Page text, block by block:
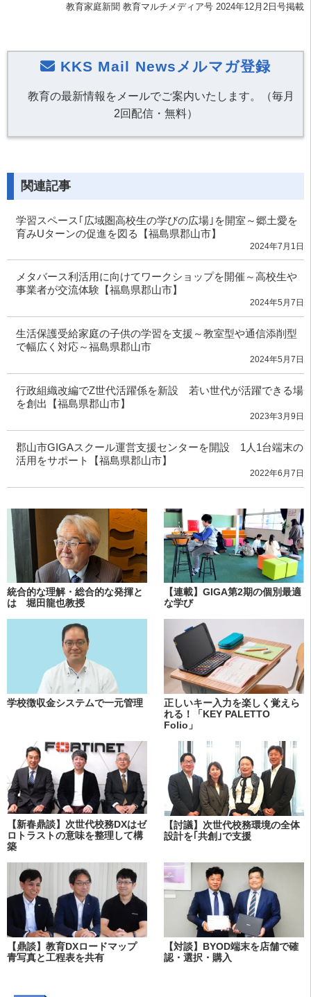
教育家庭新聞 教育マルチメディア号 2024年12月2日号掲載
KKS Mail Newsメルマガ登録
教育の最新情報をメールでご案内いたします。（毎月
2回配信・無料）
関連記事
学習スペース｢広域圏高校生の学びの広場｣を開室～郷土愛を
育みUターンの促進を図る【福島県郡山市】
2024年7月1日
メタバース利活用に向けてワークショップを開催～高校生や
事業者が交流体験【福島県郡山市】
2024年5月7日
生活保護受給家庭の子供の学習を支援～教室型や通信添削型
で幅広く対応～福島県郡山市
2024年5月7日
行政組織改編でZ世代活躍係を新設 若い世代が活躍できる場
を創出【福島県郡山市】
2023年3月9日
郡山市GIGAスクール運営支援センターを開設 1人1台端末の
活用をサポート【福島県郡山市】
2022年6月7日
統合的な理解・総合的な発揮と
は 堀田龍也教授
【連載】GIGA第2期の個別最適
な学び
学校徴収金システムで一元管理
正しいキー入力を楽しく覚えら
れる！「KEY PALETTO
Folio」
【新春鼎談】次世代校務DXはゼ
ロトラストの意味を整理して構
築
【討議】次世代校務環境の全体
設計を｢共創｣で支援
【鼎談】教育DXロードマップ
青写真と工程表を共有
【対談】BYOD端末を店舗で確
認・選択・購入